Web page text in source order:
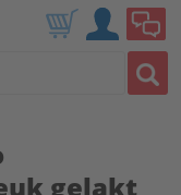
gelakt